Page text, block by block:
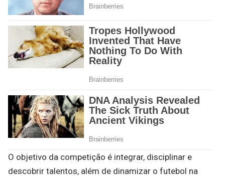
O objetivo da competição é integrar, disciplinar e
descobrir talentos, além de dinamizar o futebol na